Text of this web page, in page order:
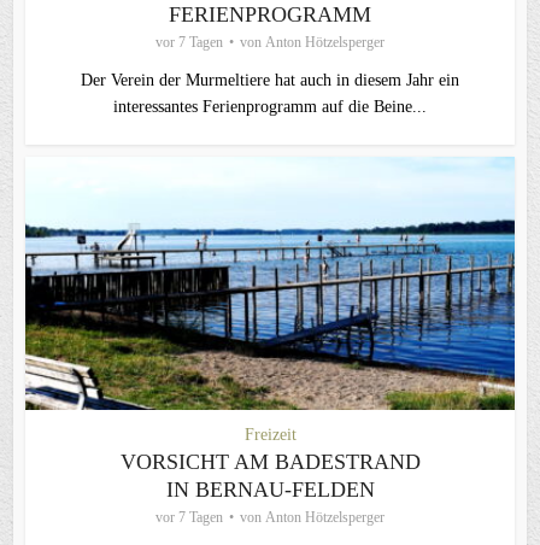
FERIENPROGRAMM
vor 7 Tagen von Anton Hötzelsperger
Der Verein der Murmeltiere hat auch in diesem Jahr ein
interessantes Ferienprogramm auf die Beine...
Freizeit
VORSICHT AM BADESTRAND
IN BERNAU-FELDEN
vor 7 Tagen von Anton Hötzelsperger